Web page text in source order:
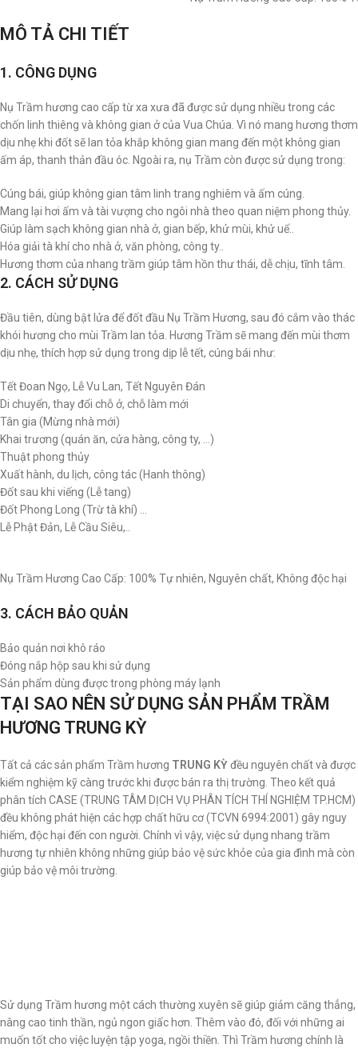
MÔ TẢ CHI TIẾT
1. CÔNG DỤNG
Nụ Trầm hương cao cấp từ xa xưa đã được sử dụng nhiều trong các
chốn linh thiêng và không gian ở của Vua Chúa. Vì nó mang hương thơm
dịu nhẹ khi đốt sẽ lan tỏa khắp không gian mang đến một không gian
ấm áp, thanh thản đầu óc. Ngoài ra, nụ Trầm còn được sử dụng trong:
Cúng bái, giúp không gian tâm linh trang nghiêm và ấm cúng.
Mang lại hơi ấm và tài vượng cho ngôi nhà theo quan niệm phong thủy.
Giúp làm sạch không gian nhà ở, gian bếp, khử mùi, khử uế..
Hóa giải tà khí cho nhà ở, văn phòng, công ty..
Hương thơm của nhang trầm giúp tâm hồn thư thái, dễ chịu, tĩnh tâm.
2. CÁCH SỬ DỤNG
Đầu tiên, dùng bật lửa để đốt đầu Nụ Trầm Hương, sau đó cắm vào thác
khói hương cho mùi Trầm lan tỏa. Hương Trầm sẽ mang đến mùi thơm
dịu nhẹ, thích hợp sử dụng trong dịp lễ tết, cúng bái như:
Tết Đoan Ngọ, Lễ Vu Lan, Tết Nguyên Đán
Di chuyển, thay đổi chỗ ở, chỗ làm mới
Tân gia (Mừng nhà mới)
Khai trương (quán ăn, cửa hàng, công ty, …)
Thuật phong thủy
Xuất hành, du lịch, công tác (Hanh thông)
Đốt sau khi viếng (Lễ tang)
Đốt Phong Long (Trừ tà khí) …
Lễ Phật Đản, Lễ Cầu Siêu,..
Nụ Trầm Hương Cao Cấp: 100% Tự nhiên, Nguyên chất, Không độc hại
3. CÁCH BẢO QUẢN
Bảo quản nơi khô ráo
Đóng nắp hộp sau khi sử dụng
Sản phẩm dùng được trong phòng máy lạnh
TẠI SAO NÊN SỬ DỤNG SẢN PHẨM TRẦM
HƯƠNG TRUNG KỲ
Tất cả các sản phẩm Trầm hương TRUNG KỲđều nguyên chất và được
kiểm nghiệm kỹ càng trước khi được bán ra thị trường. Theo kết quả
phân tích CASE (TRUNG TÂM DỊCH VỤ PHÂN TÍCH THÍ NGHIỆM TP.HCM)
đều không phát hiện các hợp chất hữu cơ (TCVN 6994:2001) gây nguy
hiểm, độc hại đến con người. Chính vì vậy, việc sử dụng nhang trầm
hương tự nhiên không những giúp bảo vệ sức khỏe của gia đình mà còn
giúp bảo vệ môi trường.
Sử dụng Trầm hương một cách thường xuyên sẽ giúp giảm căng thẳng,
nâng cao tinh thần, ngủ ngon giấc hơn. Thêm vào đó, đối với những ai
muốn tốt cho việc luyện tập yoga, ngồi thiền. Thì Trầm hương chính là